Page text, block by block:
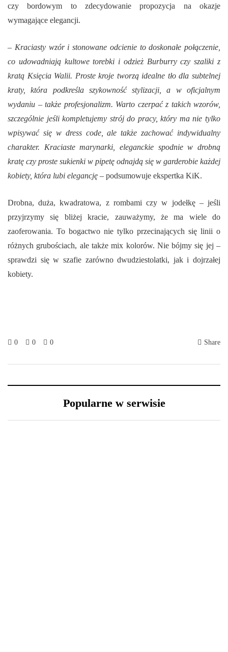
czy bordowym to zdecydowanie propozycja na okazje
wymagające elegancji.
– Kraciasty wzór i stonowane odcienie to doskonałe połączenie,
co udowadniają kultowe torebki i odzież Burburry czy szaliki z
kratą Księcia Walii. Proste kroje tworzą idealne tło dla subtelnej
kraty, która podkreśla szykowność stylizacji, a w oficjalnym
wydaniu – także profesjonalizm. Warto czerpać z takich wzorów,
szczególnie jeśli kompletujemy strój do pracy, który ma nie tylko
wpisywać się w dress code, ale także zachować indywidualny
charakter. Kraciaste marynarki, eleganckie spodnie w drobną
kratę czy proste sukienki w pipetę odnajdą się w garderobie każdej
kobiety, która lubi elegancję – podsumowuje ekspertka KiK.
Drobna, duża, kwadratowa, z rombami czy w jodełkę – jeśli
przyjrzymy się bliżej kracie, zauważymy, że ma wiele do
zaoferowania. To bogactwo nie tylko przecinających się linii o
różnych grubościach, ale także mix kolorów. Nie bójmy się jej –
sprawdzi się w szafie zarówno dwudziestolatki, jak i dojrzałej
kobiety.
0 0 0 Share
Popularne w serwisie